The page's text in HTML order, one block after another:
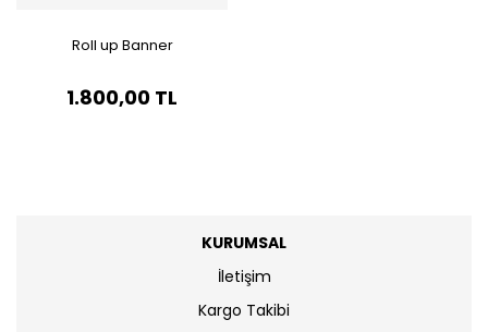
Roll up Banner
1.800,00 TL
KURUMSAL
İletişim
Kargo Takibi